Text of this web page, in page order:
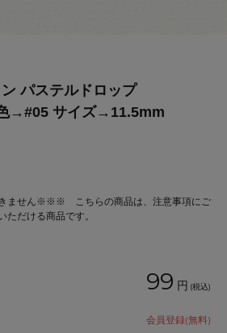
ン パステルドロップ
→#05 サイズ→11.5mm
ません※※※ こちらの商品は、注意事項にご
ただける商品です。
99 円 (税込)
会員登録(無料)